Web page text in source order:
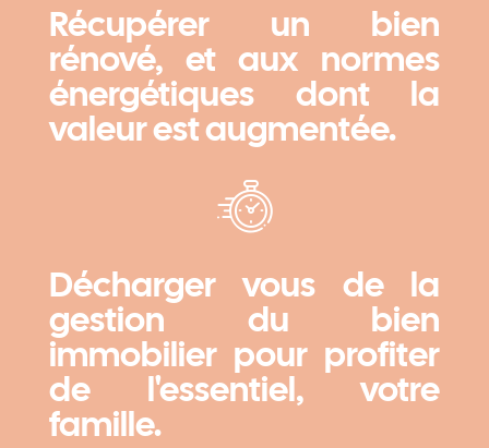
Récupérer un bien
rénové, et aux normes
énergétiques dont la
valeur est augmentée.
Décharger vous de la
gestion du bien
immobilier pour profiter
de l'essentiel, votre
famille.